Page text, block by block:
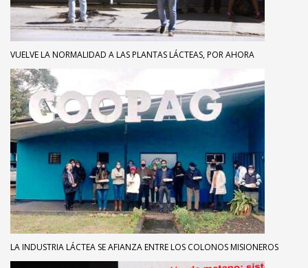
VUELVE LA NORMALIDAD A LAS PLANTAS LÁCTEAS, POR AHORA
LA INDUSTRIA LÁCTEA SE AFIANZA ENTRE LOS COLONOS MISIONEROS